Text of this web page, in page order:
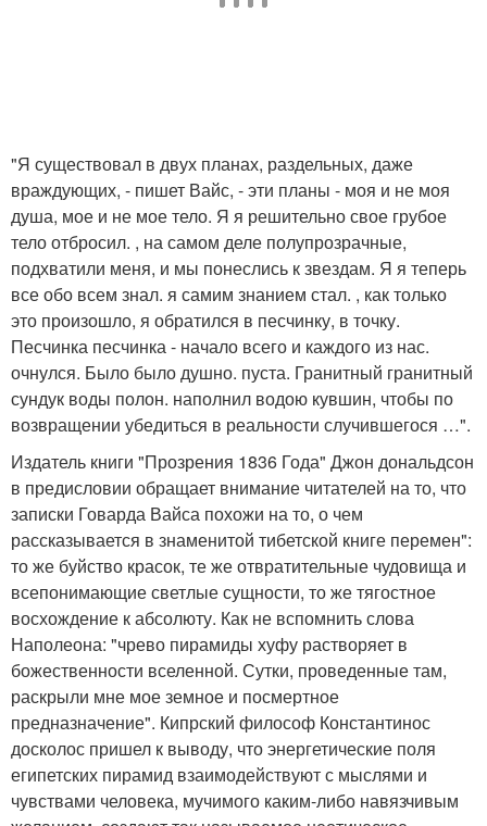
"Я существовал в двух планах, раздельных, даже
враждующих, - пишет Вайс, - эти планы - моя и не моя
душа, мое и не мое тело. Я я решительно свое грубое
тело отбросил. , на самом деле полупрозрачные,
подхватили меня, и мы понеслись к звездам. Я я теперь
все обо всем знал. я самим знанием стал. , как только
это произошло, я обратился в песчинку, в точку.
Песчинка песчинка - начало всего и каждого из нас.
очнулся. Было было душно. пуста. Гранитный гранитный
сундук воды полон. наполнил водою кувшин, чтобы по
возвращении убедиться в реальности случившегося …".
Издатель книги "Прозрения 1836 Года" Джон дональдсон
в предисловии обращает внимание читателей на то, что
записки Говарда Вайса похожи на то, о чем
рассказывается в знаменитой тибетской книге перемен":
то же буйство красок, те же отвратительные чудовища и
всепонимающие светлые сущности, то же тягостное
восхождение к абсолюту. Как не вспомнить слова
Наполеона: "чрево пирамиды хуфу растворяет в
божественности вселенной. Сутки, проведенные там,
раскрыли мне мое земное и посмертное
предназначение". Кипрский философ Константинос
досколос пришел к выводу, что энергетические поля
египетских пирамид взаимодействуют с мыслями и
чувствами человека, мучимого каким-либо навязчивым